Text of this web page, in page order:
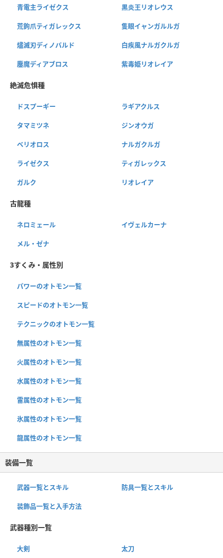
青電主ライゼクス 黒炎王リオレウス
荒鉤爪ティガレックス 隻眼イャンガルルガ
燼滅刃ディノバルド 白疾風ナルガクルガ
鏖魔ディアブロス 紫毒姫リオレイア
絶滅危惧種
ドスプーギー ラギアクルス
タマミツネ ジンオウガ
ベリオロス ナルガクルガ
ライゼクス ティガレックス
ガルク リオレイア
古龍種
ネロミェール イヴェルカーナ
メル・ゼナ
3すくみ・属性別
パワーのオトモン一覧
スピードのオトモン一覧
テクニックのオトモン一覧
無属性のオトモン一覧
火属性のオトモン一覧
水属性のオトモン一覧
雷属性のオトモン一覧
氷属性のオトモン一覧
龍属性のオトモン一覧
装備一覧
武器一覧とスキル 防具一覧とスキル
装飾品一覧と入手方法
武器種別一覧
大剣 太刀